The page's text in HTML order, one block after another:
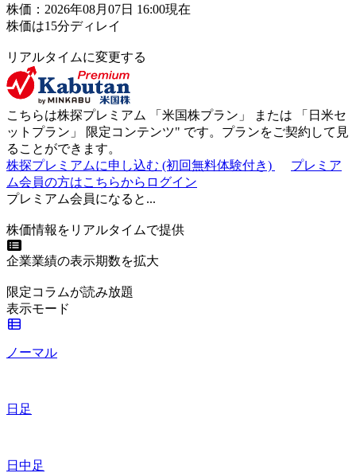
株価：2026年08月07日 16:00現在
株価は15分ディレイ
リアルタイムに変更する
こちらは株探プレミアム 「 米国株プラン 」 または 「 日米セ
ットプラン 」 限定コンテンツ" です。プランをご契約して見
ることができます。
株探プレミアムに申し込む (初回無料体験付き)
プレミア
ム会員の方はこちらからログイン
プレミアム会員になると...
株価情報をリアルタイムで提供
企業業績の表示期数を拡大
限定コラムが読み放題
表示モード
ノーマル
日足
日中足